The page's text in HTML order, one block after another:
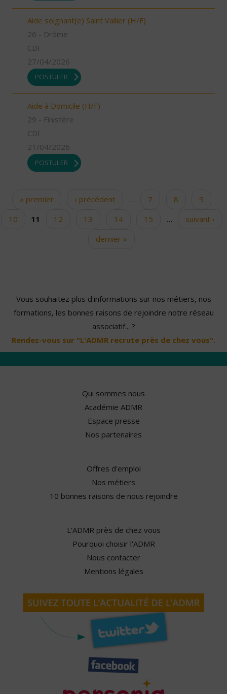
Aide soignant(e) Saint Vallier (H/F)
26 - Drôme
CDI
27/04/2026
POSTULER
Aide à Domicile (H/F)
29 - Finistère
CDI
21/04/2026
POSTULER
Pages« premier ‹ précédent … 7 8
9
10
11 12 13 14 15 …
suivant ›
dernier »
Vous souhaitez plus d'informations sur nos métiers, nos
formations, les bonnes raisons de rejoindre notre réseau
associatif... ?
Rendez-vous sur "L'ADMR recrute près de chez vous".
Qui sommes nous
Académie ADMR
Espace presse
Nos partenaires
Offres d'emploi
Nos métiers
10 bonnes raisons de nous rejoindre
L'ADMR près de chez vous
Pourquoi choisir l'ADMR
Nous contacter
Mentions légales